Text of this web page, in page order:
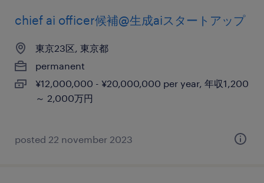
chief ai officer候補@生成aiスタートアップ
東京23区, 東京都
permanent
¥12,000,000 - ¥20,000,000 per year, 年収1,200
～ 2,000万円
posted 22 november 2023